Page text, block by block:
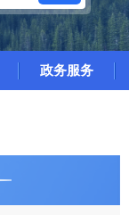
政务服务